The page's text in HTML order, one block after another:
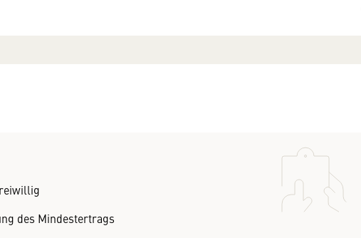
des Mindestertrags